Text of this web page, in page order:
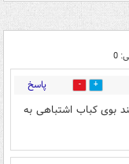
0
0 پاسخ
بوی کباب اشتباهی به